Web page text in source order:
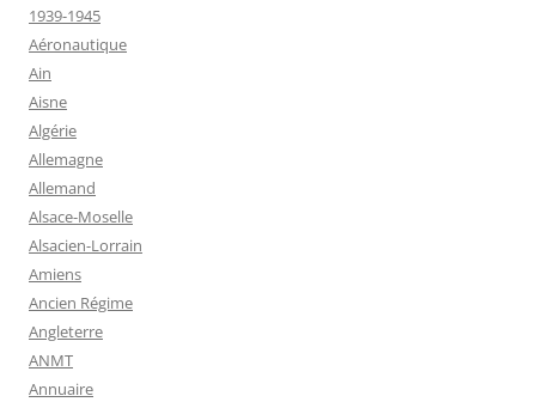
1939-1945
Aéronautique
Ain
Aisne
Algérie
Allemagne
Allemand
Alsace-Moselle
Alsacien-Lorrain
Amiens
Ancien Régime
Angleterre
ANMT
Annuaire